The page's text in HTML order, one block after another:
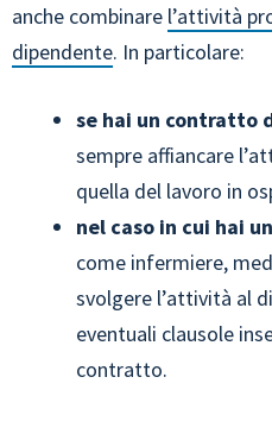
anche combinare l’attività
dipendente. In particolare:
se hai un contratto
sempre affiancare
quella del lavoro in
nel caso in cui hai
come infermiere,
svolgere l’attività al
eventuali clausole
contratto.